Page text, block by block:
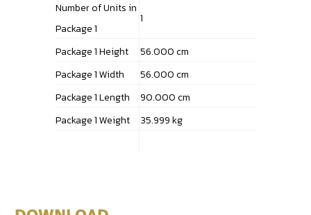
Number of Units in
Package 1
1
Package 1 Height
56.000 cm
Package 1 Width
56.000 cm
Package 1 Length
90.000 cm
Package 1 Weight
35.999 kg